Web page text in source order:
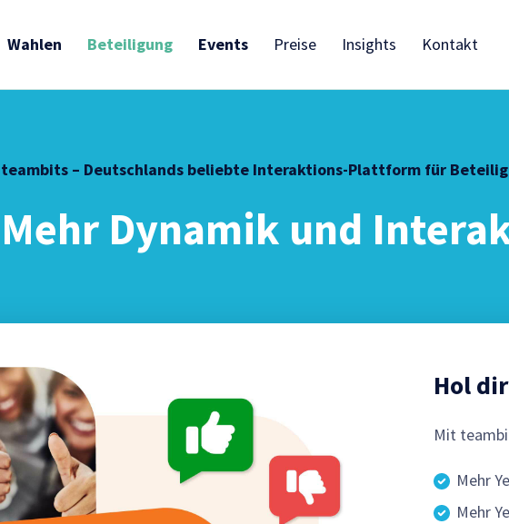
Wahlen Beteiligung Events Preise Insights Kontakt
teambits – Deutschlands beliebte Interaktions-Plattform für
Mehr Dynamik und
Hol
Mit
Mehr
Mehr